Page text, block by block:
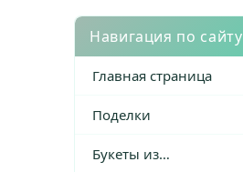
Навигация по сайту
Главная страница
Поделки
Букеты из…